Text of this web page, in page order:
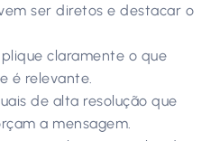
ser diretos e destacar o
claramente o que
é relevante.
de alta resolução que
a mensagem.